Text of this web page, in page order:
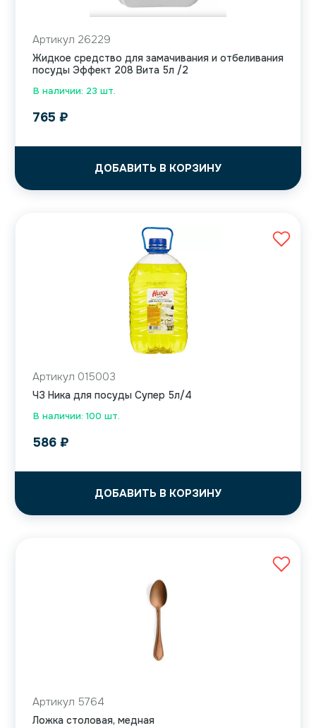
В наличии: 23 шт.
Артикул 26229
Жидкое средство для замачивания и отбеливания
посуды Эффект 208 Вита 5л /2
765 ₽
ДОБАВИТЬ В КОРЗИНУ
В наличии: 100 шт.
Артикул 015003
ЧЗ Ника для посуды Супер 5л/4
586 ₽
ДОБАВИТЬ В КОРЗИНУ
Артикул 5764
Ложка столовая, медная